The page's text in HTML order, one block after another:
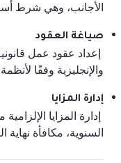
الأجانب، وهي شرط
صياغة العقود
إعداد عقود عمل
والإنجليزية وفقًا
إدارة المزايا
إدارة المزايا
السنوية، مكافأة نهاية